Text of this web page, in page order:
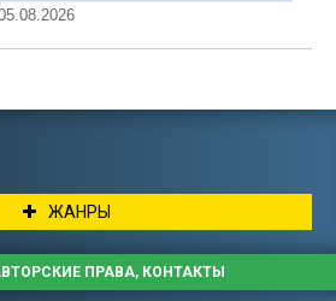
ЖАНРЫ
ПРАВА, КОНТАКТЫ